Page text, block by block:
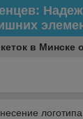
в Минске